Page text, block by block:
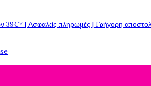
| Ασφαλείς πληρωμές | Γρήγορη